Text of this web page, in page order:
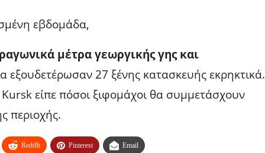
εβδομάδα,
μέτρα γεωργικής γης και
εξουδετέρωσαν 27 ξένης κατασκευής εκρηκτικά.
είπε πόσοι ξιφομάχοι θα συμμετάσχουν
περιοχής.
ReddIt Pinterest Email